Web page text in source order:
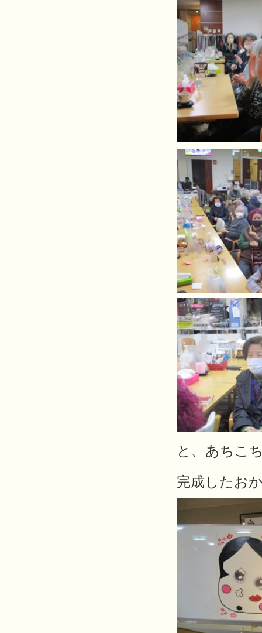
と、あちこ
完成したお